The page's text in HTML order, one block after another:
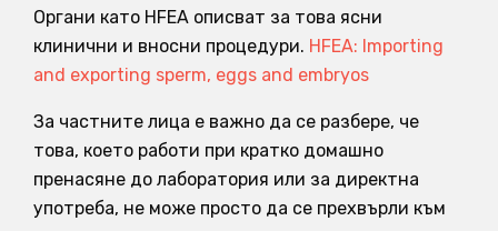
Органи като HFEA описват за това ясни
клинични и вносни процедури. HFEA: Importing
and exporting sperm, eggs and embryos
За частните лица е важно да се разбере, че
това, което работи при кратко домашно
пренасяне до лаборатория или за директна
употреба, не може просто да се прехвърли към